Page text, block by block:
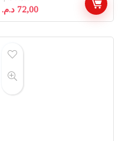
Le
prix
72,00 د.م.
Le
prix